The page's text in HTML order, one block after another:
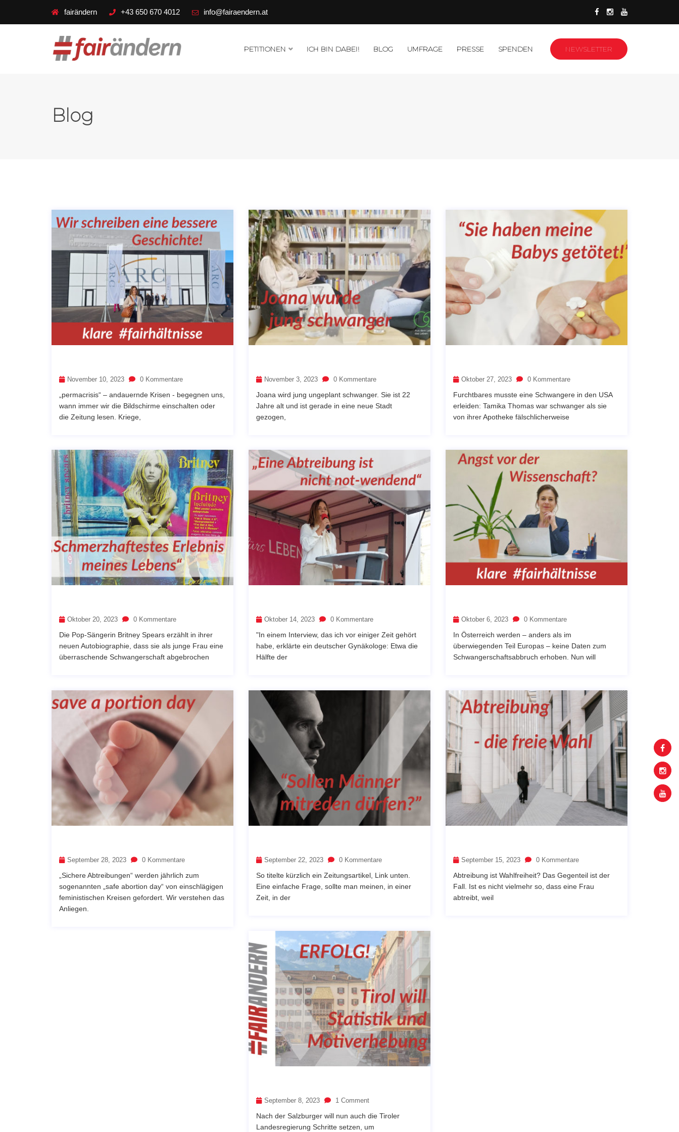
fairändern +43 650 670 4012 info@fairaendern.at
PETITIONEN ICH BIN DABEI! BLOG UMFRAGE PRESSE SPENDEN NEWSLETTER
Blog
November 10, 2023 0 Kommentare
„permacrisis“ – andauernde Krisen - begegnen uns,
wann immer wir die Bildschirme einschalten oder
die Zeitung lesen. Kriege,
November 3, 2023 0 Kommentare
Joana wird jung ungeplant schwanger. Sie ist 22
Jahre alt und ist gerade in eine neue Stadt
gezogen,
Oktober 27, 2023 0 Kommentare
Furchtbares musste eine Schwangere in den USA
erleiden: Tamika Thomas war schwanger als sie
von ihrer Apotheke fälschlicherweise
Oktober 20, 2023 0 Kommentare
Die Pop-Sängerin Britney Spears erzählt in ihrer
neuen Autobiographie, dass sie als junge Frau eine
überraschende Schwangerschaft abgebrochen
Oktober 14, 2023 0 Kommentare
"In einem Interview, das ich vor einiger Zeit gehört
habe, erklärte ein deutscher Gynäkologe: Etwa die
Hälfte der
Oktober 6, 2023 0 Kommentare
In Österreich werden – anders als im
überwiegenden Teil Europas – keine Daten zum
Schwangerschaftsabbruch erhoben. Nun will
September 28, 2023 0 Kommentare
„Sichere Abtreibungen“ werden jährlich zum
sogenannten „safe abortion day“ von einschlägigen
feministischen Kreisen gefordert. Wir verstehen das
Anliegen.
September 22, 2023 0 Kommentare
So titelte kürzlich ein Zeitungsartikel, Link unten.
Eine einfache Frage, sollte man meinen, in einer
Zeit, in der
September 15, 2023 0 Kommentare
Abtreibung ist Wahlfreiheit? Das Gegenteil ist der
Fall. Ist es nicht vielmehr so, dass eine Frau
abtreibt, weil
September 8, 2023 1 Comment
Nach der Salzburger will nun auch die Tiroler
Landesregierung Schritte setzen, um